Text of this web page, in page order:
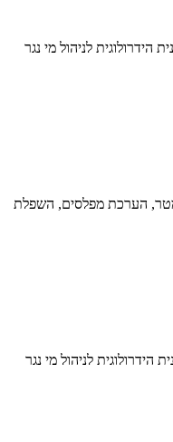
פיאזומטר, הערכת מפלסים, השפלת